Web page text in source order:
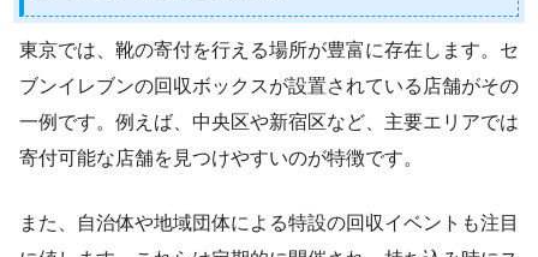
東京では、靴の寄付を行える場所が豊富に存在します。セ
ブンイレブンの回収ボックスが設置されている店舗がその
一例です。例えば、中央区や新宿区など、主要エリアでは
寄付可能な店舗を見つけやすいのが特徴です。
また、自治体や地域団体による特設の回収イベントも注目